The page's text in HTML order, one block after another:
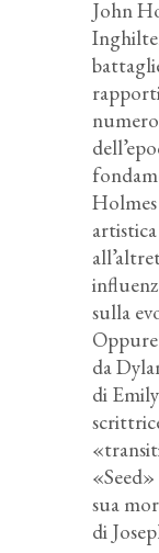
John
sulla
da
di
sua
di